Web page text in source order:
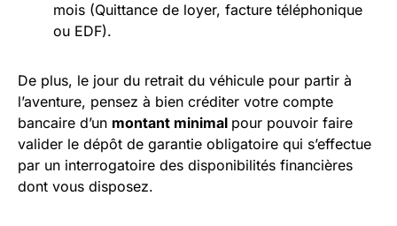
mois (Quittance de loyer, facture téléphonique
ou EDF).
De plus, le jour du retrait du véhicule pour partir à
l’aventure, pensez à bien créditer votre compte
bancaire d’un montant minimal pour pouvoir faire
valider le dépôt de garantie obligatoire qui s’effectue
par un interrogatoire des disponibilités financières
dont vous disposez.